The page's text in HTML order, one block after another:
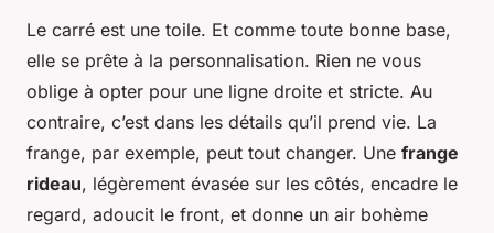
Le carré est une toile. Et comme toute bonne base,
elle se prête à la personnalisation. Rien ne vous
oblige à opter pour une ligne droite et stricte. Au
contraire, c’est dans les détails qu’il prend vie. La
frange, par exemple, peut tout changer. Une frange
rideau, légèrement évasée sur les côtés, encadre le
regard, adoucit le front, et donne un air bohème